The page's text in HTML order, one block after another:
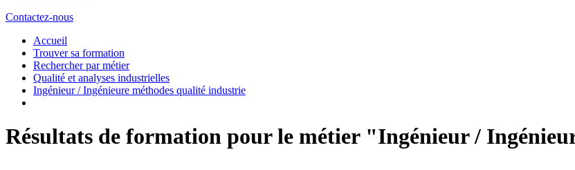
Contactez-nous
Accueil
Trouver sa formation
Rechercher par métier
Qualité et analyses industrielles
Ingénieur / Ingénieure méthodes qualité industrie
Résultats de formation pour le métier "Ingénieur /